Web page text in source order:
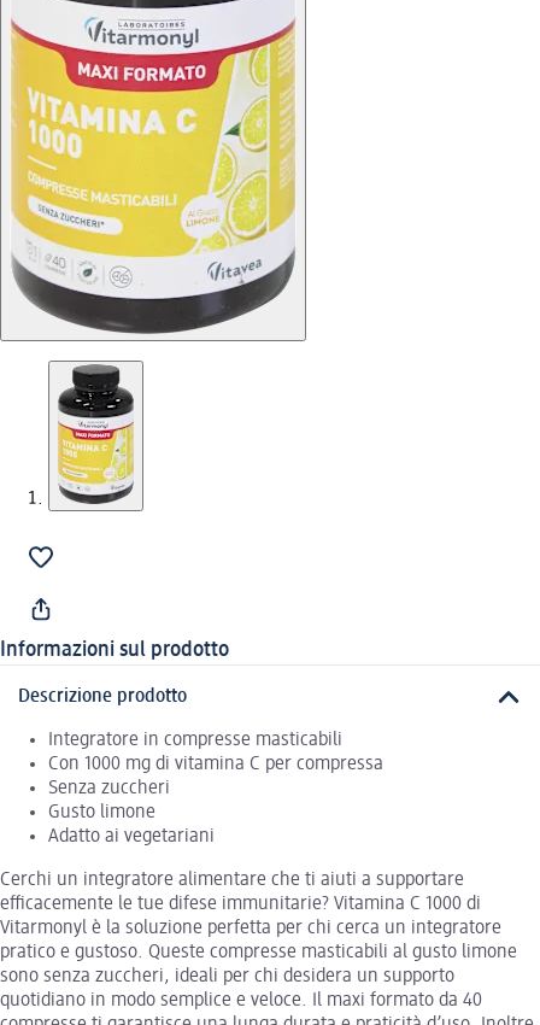
Informazioni sul prodotto
Descrizione prodotto
Integratore in compresse masticabili
Con 1000 mg di vitamina C per compressa
Senza zuccheri
Gusto limone
Adatto ai vegetariani
Cerchi un integratore alimentare che ti aiuti a supportare
efficacemente le tue difese immunitarie? Vitamina C 1000 di
Vitarmonyl è la soluzione perfetta per chi cerca un integratore
pratico e gustoso. Queste compresse masticabili al gusto limone
sono senza zuccheri, ideali per chi desidera un supporto
quotidiano in modo semplice e veloce. Il maxi formato da 40